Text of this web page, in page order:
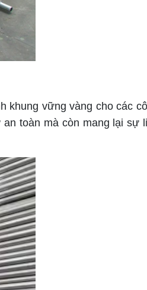
vững vàng cho các
toàn mà còn mang lại sự